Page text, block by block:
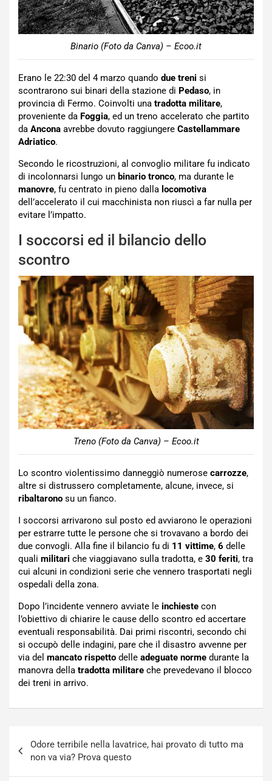
Binario (Foto da Canva) – Ecoo.it
Erano le 22:30 del 4 marzo quando due treni si
scontrarono sui binari della stazione di Pedaso, in
provincia di Fermo. Coinvolti una tradotta militare,
proveniente da Foggia, ed un treno accelerato che partito
da Ancona avrebbe dovuto raggiungere Castellammare
Adriatico.
Secondo le ricostruzioni, al convoglio militare fu indicato
di incolonnarsi lungo un binario tronco, ma durante le
manovre, fu centrato in pieno dalla locomotiva
dell’accelerato il cui macchinista non riuscì a far nulla per
evitare l’impatto.
I soccorsi ed il bilancio dello
scontro
Treno (Foto da Canva) – Ecoo.it
Lo scontro violentissimo danneggiò numerose carrozze,
altre si distrussero completamente, alcune, invece, si
ribaltarono su un fianco.
I soccorsi arrivarono sul posto ed avviarono le operazioni
per estrarre tutte le persone che si trovavano a bordo dei
due convogli. Alla fine il bilancio fu di 11 vittime, 6 delle
quali militari che viaggiavano sulla tradotta, e 30 feriti, tra
cui alcuni in condizioni serie che vennero trasportati negli
ospedali della zona.
Dopo l’incidente vennero avviate le inchieste con
l’obiettivo di chiarire le cause dello scontro ed accertare
eventuali responsabilità. Dai primi riscontri, secondo chi
si occupò delle indagini, pare che il disastro avvenne per
via del mancato rispetto delle adeguate norme durante la
manovra della tradotta militare che prevedevano il blocco
dei treni in arrivo.
articoli
Odore terribile nella lavatrice, hai provato di tutto ma
non va via? Prova questo